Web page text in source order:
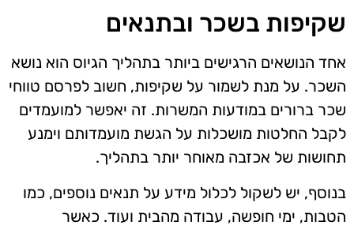
שקיפות בשכר ובתנאים
אחד הנושאים הרגישים ביותר בתהליך הגיוס הוא נושא
השכר. על מנת לשמור על שקיפות, חשוב לפרסם טווחי
שכר ברורים במודעות המשרות. זה יאפשר למועמדים
לקבל החלטות מושכלות על הגשת מועמדותם וימנע
תחושות של אכזבה מאוחר יותר בתהליך.
בנוסף, יש לשקול לכלול מידע על תנאים נוספים, כמו
הטבות, ימי חופשה, עבודה מהבית ועוד. כאשר